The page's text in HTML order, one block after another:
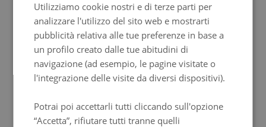
intellettuale o industriale dell'autore.
Natura obbligatoria o facoltativa delle
informazioni fornite dall'utente
Gli UTENTI, selezionando le caselle
corrispondenti e inserendo i dati nei campi
FRENCH
ITALIAN
PORTUGUESE
Utilizziamo cookie nostri e di terze parti per
analizzare l'utilizzo del sito web e mostrarti
pubblicità relativa alle tue preferenze in base a
un profilo creato dalle tue abitudini di
navigazione (ad esempio, le pagine visitate o
l'integrazione delle visite da diversi dispositivi).
Potrai poi accettarli tutti cliccando sull'opzione
“Accetta”, rifiutare tutti tranne quelli